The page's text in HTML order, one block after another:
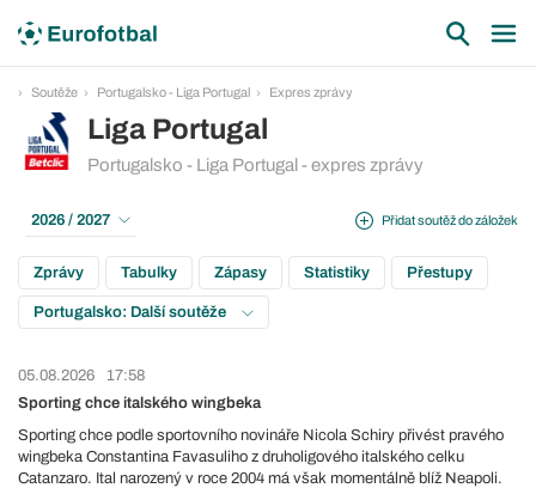
Soutěže Portugalsko - Liga Portugal Expres zprávy
Liga Portugal
Portugalsko - Liga Portugal - expres zprávy
Přidat soutěž do záložek
2026 / 2027
Zprávy Tabulky Zápasy Statistiky Přestupy
Portugalsko: Další soutěže
05.08.2026
17:58
Sporting chce italského wingbeka
Sporting chce podle sportovního novináře Nicola Schiry přivést pravého
wingbeka Constantina Favasuliho z druholigového italského celku
Catanzaro. Ital narozený v roce 2004 má však momentálně blíž Neapoli.